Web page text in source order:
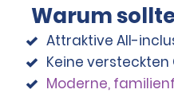
Warum
Attraktive All-
Keine versteckten
Moderne,